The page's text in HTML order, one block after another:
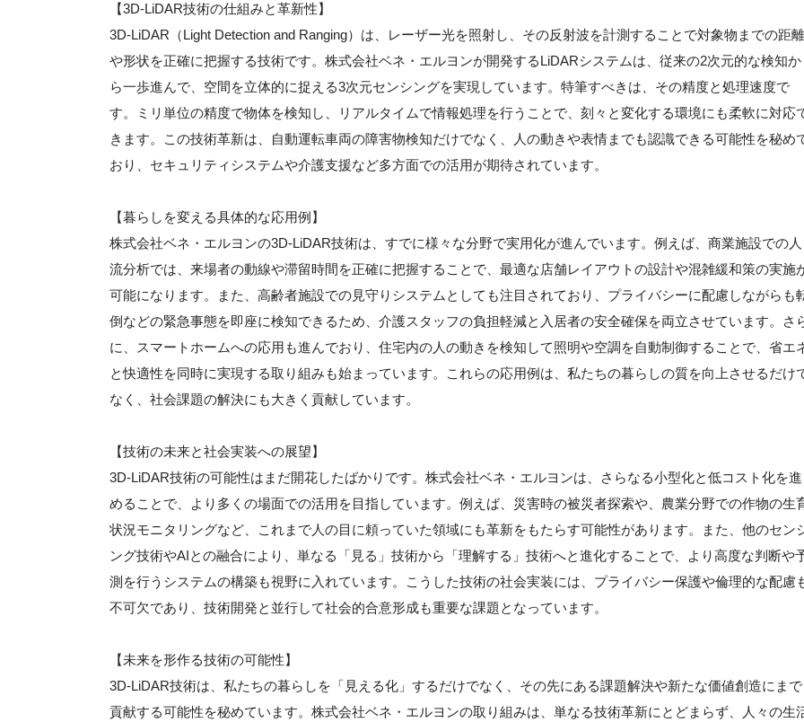
【3D-LiDAR技術の仕組みと革新性】
3D-LiDAR（Light Detection and Ranging）は、レーザー光を照射し、その反射波を計測することで対象物までの距離
や形状を正確に把握する技術です。株式会社ベネ・エルヨンが開発するLiDARシステムは、従来の2次元的な検知か
ら一歩進んで、空間を立体的に捉える3次元センシングを実現しています。特筆すべきは、その精度と処理速度で
す。ミリ単位の精度で物体を検知し、リアルタイムで情報処理を行うことで、刻々と変化する環境にも柔軟に対応
きます。この技術革新は、自動運転車両の障害物検知だけでなく、人の動きや表情までも認識できる可能性を秘め
おり、セキュリティシステムや介護支援など多方面での活用が期待されています。
【暮らしを変える具体的な応用例】
株式会社ベネ・エルヨンの3D-LiDAR技術は、すでに様々な分野で実用化が進んでいます。例えば、商業施設での人
流分析では、来場者の動線や滞留時間を正確に把握することで、最適な店舗レイアウトの設計や混雑緩和策の実施
可能になります。また、高齢者施設での見守りシステムとしても注目されており、プライバシーに配慮しながらも
倒などの緊急事態を即座に検知できるため、介護スタッフの負担軽減と入居者の安全確保を両立させています。さ
に、スマートホームへの応用も進んでおり、住宅内の人の動きを検知して照明や空調を自動制御することで、省エ
と快適性を同時に実現する取り組みも始まっています。これらの応用例は、私たちの暮らしの質を向上させるだけ
なく、社会課題の解決にも大きく貢献しています。
【技術の未来と社会実装への展望】
3D-LiDAR技術の可能性はまだ開花したばかりです。株式会社ベネ・エルヨンは、さらなる小型化と低コスト化を進
めることで、より多くの場面での活用を目指しています。例えば、災害時の被災者探索や、農業分野での作物の生
状況モニタリングなど、これまで人の目に頼っていた領域にも革新をもたらす可能性があります。また、他のセン
ング技術やAIとの融合により、単なる「見る」技術から「理解する」技術へと進化することで、より高度な判断や
測を行うシステムの構築も視野に入れています。こうした技術の社会実装には、プライバシー保護や倫理的な配慮
不可欠であり、技術開発と並行して社会的合意形成も重要な課題となっています。
【未来を形作る技術の可能性】
3D-LiDAR技術は、私たちの暮らしを「見える化」するだけでなく、その先にある課題解決や新たな価値創造にまで
貢献する可能性を秘めています。株式会社ベネ・エルヨンの取り組みは、単なる技術革新にとどまらず、人々の生